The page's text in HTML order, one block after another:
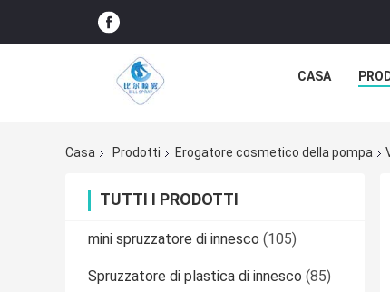
CASA
Casa Prodotti Erogatore cosmetico della pompa
TUTTI I PRODOTTI
mini spruzzatore di innesco (105)
Spruzzatore di plastica di innesco (85)